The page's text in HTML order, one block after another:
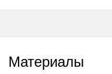
Материалы